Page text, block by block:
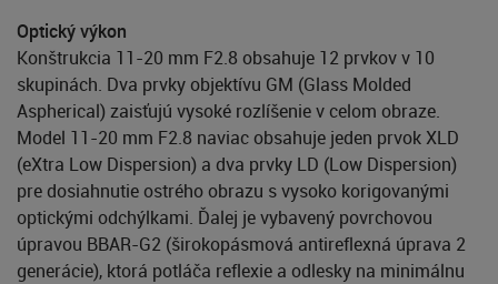
Optický výkon
Konštrukcia 11-20 mm F2.8 obsahuje 12 prvkov v 10
skupinách. Dva prvky objektívu GM (Glass Molded
Aspherical) zaisťujú vysoké rozlíšenie v celom obraze.
Model 11-20 mm F2.8 naviac obsahuje jeden prvok XLD
(eXtra Low Dispersion) a dva prvky LD (Low Dispersion)
pre dosiahnutie ostrého obrazu s vysoko korigovanými
optickými odchýlkami. Ďalej je vybavený povrchovou
úpravou BBAR-G2 (širokopásmová antireflexná úprava 2
generácie), ktorá potláča reflexie a odlesky na minimálnu